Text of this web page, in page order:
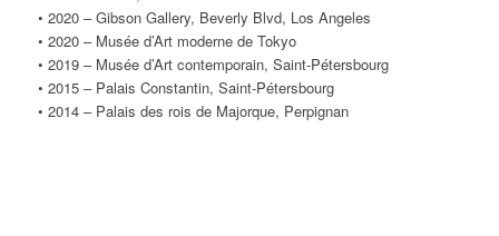
• 2020 – Gibson Gallery, Beverly Blvd, Los Angeles
• 2020 – Musée d’Art moderne de Tokyo
• 2019 – Musée d’Art contemporain, Saint-Pétersbourg
• 2015 – Palais Constantin, Saint-Pétersbourg
• 2014 – Palais des rois de Majorque, Perpignan